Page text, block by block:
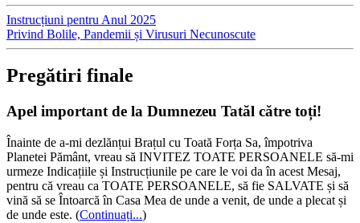
Instrucțiuni pentru Anul 2025
Privind Bolile, Pandemii și Virusuri Necunoscute
Pregătiri finale
Apel important de la Dumnezeu Tatăl către toți!
Înainte de a-mi dezlănțui Brațul cu Toată Forța Sa, împotriva
Planetei Pământ, vreau să INVITEZ TOATE PERSOANELE să-mi
urmeze Indicațiile și Instrucțiunile pe care le voi da în acest Mesaj,
pentru că vreau ca TOATE PERSOANELE, să fie SALVATE și să
vină să se Întoarcă în Casa Mea de unde a venit, de unde a plecat și
de unde este. (Continuați...)